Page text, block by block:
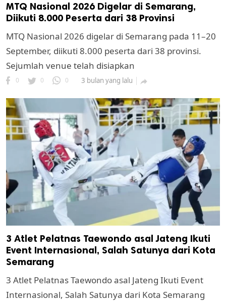
MTQ Nasional 2026 Digelar di Semarang,
Diikuti 8.000 Peserta dari 38 Provinsi
MTQ Nasional 2026 digelar di Semarang pada 11–20
September, diikuti 8.000 peserta dari 38 provinsi.
Sejumlah venue telah disiapkan
0 0 0 3 bulan yang lalu 
3 Atlet Pelatnas Taewondo asal Jateng Ikuti
Event Internasional, Salah Satunya dari Kota
Semarang
3 Atlet Pelatnas Taewondo asal Jateng Ikuti Event
Internasional, Salah Satunya dari Kota Semarang